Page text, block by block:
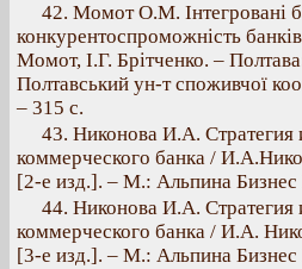
42. Момот О.М. Інтегровані
конкурентоспроможність
Момот, І.Г. Брітченко. –
Полтавський ун-т споживчої
– 315 с.
43. Никонова И.А. Стратегия
коммерческого банка /
[2-е изд.]. – М.: Альпина Бизнес
44. Никонова И.А. Стратегия
коммерческого банка / И.А.
[3-е изд.]. – М.: Альпина Бизнес